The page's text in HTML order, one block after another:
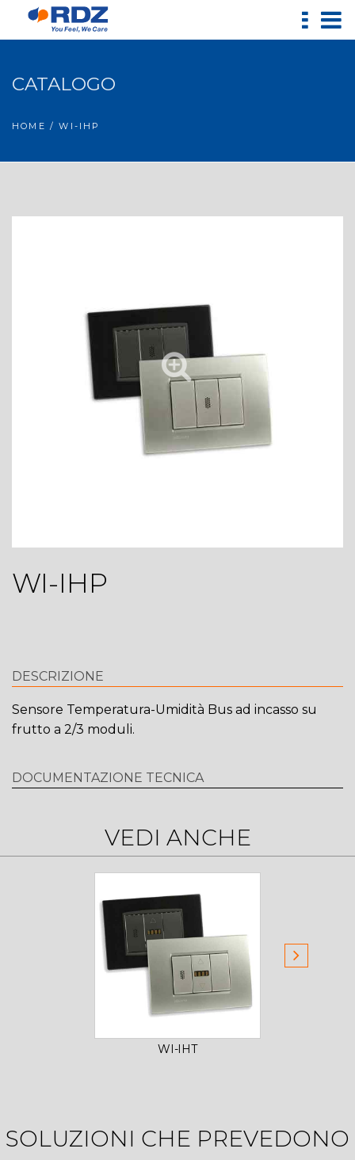
CATALOGO
HOME / WI-IHP
WI-IHP
DESCRIZIONE
Sensore Temperatura-Umidità Bus ad incasso su
frutto a 2/3 moduli.
DOCUMENTAZIONE TECNICA
VEDI ANCHE
WI-IHT
SOLUZIONI CHE PREVEDONO